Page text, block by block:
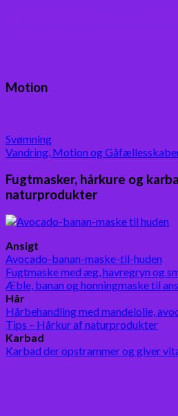
Motion
Svømning
Vandring, Motion og
Fugtmasker, hårkure og
naturprodukter
Ansigt
Avocado-banan-maske-til-huden
Fugtmaske med æg, havregryn og
Æble, banan og honningmaske til
Hår
Hårbehandling med mandelolie,
Tips – Hårkur af naturprodukter
Karbad
Karbad der opstrammer og giver